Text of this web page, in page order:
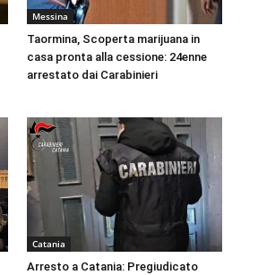
Messina
Taormina, Scoperta marijuana in
casa pronta alla cessione: 24enne
arrestato dai Carabinieri
Catania
Arresto a Catania: Pregiudicato